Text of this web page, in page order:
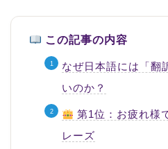
この記事の内容
なぜ日本語には「翻
いのか？
第1位：お疲れ様
レーズ